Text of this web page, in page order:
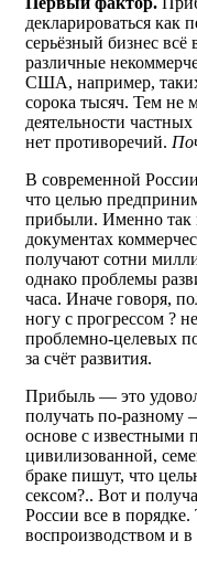
декларироваться как
серьёзный бизнес всё
различные
США, например,
сорока тысяч. Тем не
деятельности
нет противоречий.
В современной
что целью
прибыли. Именно так
документах
получают сотни
однако проблемы
часа. Иначе говоря,
ногу с прогрессом ?
проблемно-целевых
за счёт развития.
Прибыль — это
получать по-разному
основе с известными
цивилизованной,
браке пишут, что
сексом?.. Вот и
России все в
воспроизводством и